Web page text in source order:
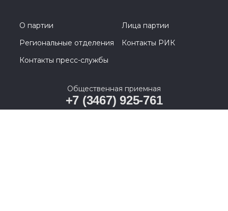
О партии
Лица партии
Региональные отделения
Контакты РИК
Контакты пресс-службы
Общественная приемная
+7 (3467) 925-761